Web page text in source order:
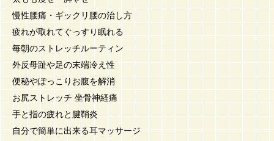
慢性腰痛・ギックリ腰の治し方
疲れが取れてぐっすり眠れる
毎朝のストレッチルーティン
外反母趾や足の末端冷え性
便秘やぽっこりお腹を解消
お尻ストレッチ 坐骨神経痛
手と指の疲れと腱鞘炎
自分で簡単に出来る耳マッサージ